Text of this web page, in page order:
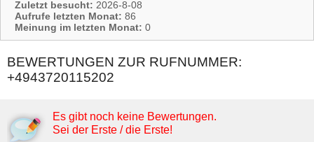
Zuletzt besucht: 2026-8-08
Aufrufe letzten Monat: 86
Meinung im letzten Monat: 0
BEWERTUNGEN ZUR RUFNUMMER:
+4943720115202
Es gibt noch keine Bewertungen.
Sei der Erste / die Erste!